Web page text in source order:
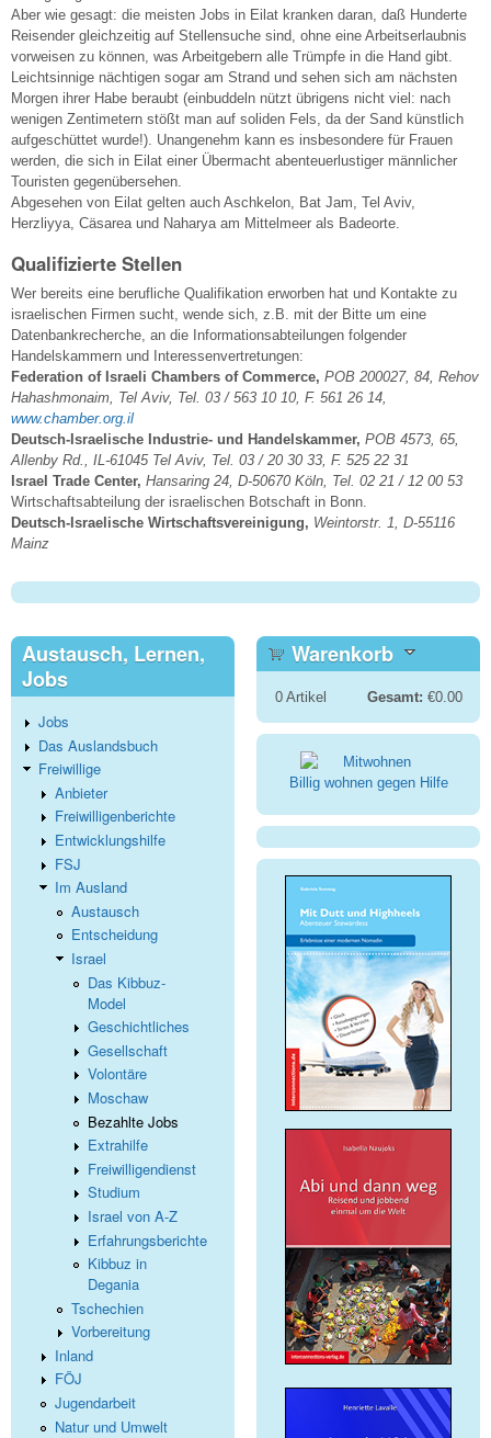
Aber wie gesagt: die meisten Jobs in Eilat kranken daran, daß Hunderte
Reisender gleichzeitig auf Stellensuche sind, ohne eine Arbeitserlaubnis
vorweisen zu können, was Arbeitgebern alle Trümpfe in die Hand gibt.
Leichtsinnige nächtigen sogar am Strand und sehen sich am nächsten
Morgen ihrer Habe beraubt (einbuddeln nützt übrigens nicht viel: nach
wenigen Zentimetern stößt man auf soliden Fels, da der Sand künstlich
aufgeschüttet wurde!). Unangenehm kann es insbesondere für Frauen
werden, die sich in Eilat einer Übermacht abenteuerlustiger männlicher
Touristen gegenübersehen.
Abgesehen von Eilat gelten auch Aschkelon, Bat Jam, Tel Aviv,
Herzliyya, Cäsarea und Naharya am Mittelmeer als Badeorte.
Qualifizierte Stellen
Wer bereits eine berufliche Qualifikation erworben hat und Kontakte zu
israelischen Firmen sucht, wende sich, z.B. mit der Bitte um eine
Datenbankrecherche, an die Informationsabteilungen folgender
Handelskammern und Interessenvertretungen:
Federation of Israeli Chambers of Commerce, POB 200027, 84, Rehov
Hahashmonaim, Tel Aviv, Tel. 03 / 563 10 10, F. 561 26 14,
www.chamber.org.il
Deutsch-Israelische Industrie- und Handelskammer, POB 4573, 65,
Allenby Rd., IL-61045 Tel Aviv, Tel. 03 / 20 30 33, F. 525 22 31
Israel Trade Center, Hansaring 24, D-50670 Köln, Tel. 02 21 / 12 00 53
Wirtschaftsabteilung der israelischen Botschaft in Bonn.
Deutsch-Israelische Wirtschaftsvereinigung, Weintorstr. 1, D-55116
Mainz
Austausch, Lernen,
Jobs
Jobs
Das Auslandsbuch
Freiwillige
Anbieter
Freiwilligenberichte
Entwicklungshilfe
FSJ
Im Ausland
Austausch
Entscheidung
Israel
Das Kibbuz-
Model
Geschichtliches
Gesellschaft
Volontäre
Moschaw
Bezahlte Jobs
Extrahilfe
Freiwilligendienst
Studium
Israel von A-Z
Erfahrungsberichte
Kibbuz in
Degania
Tschechien
Vorbereitung
Inland
FÖJ
Jugendarbeit
Natur und Umwelt
Warenkorb
0Artikel Gesamt: €0.00
Billig wohnen gegen Hilfe